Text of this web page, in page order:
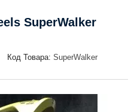
SuperWalker
Код Товара: SuperWalker